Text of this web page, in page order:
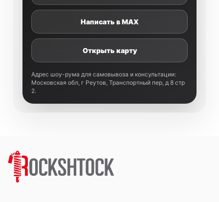
Написать в MAX
Открыть карту
Адрес шоу-рума для самовывоза и консультации:
Московская обл, г Реутов, Транспортный пер, д 8 стр
2.